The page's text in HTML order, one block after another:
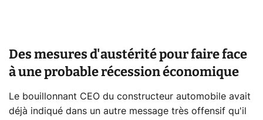
Des mesures d'austérité pour faire face
à une probable récession économique
Le bouillonnant CEO du constructeur automobile avait
déjà indiqué dans un autre message très offensif qu'il